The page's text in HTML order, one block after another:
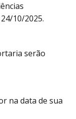
10/2025.
serão
na data de sua